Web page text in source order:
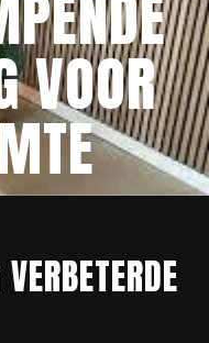
VOOR